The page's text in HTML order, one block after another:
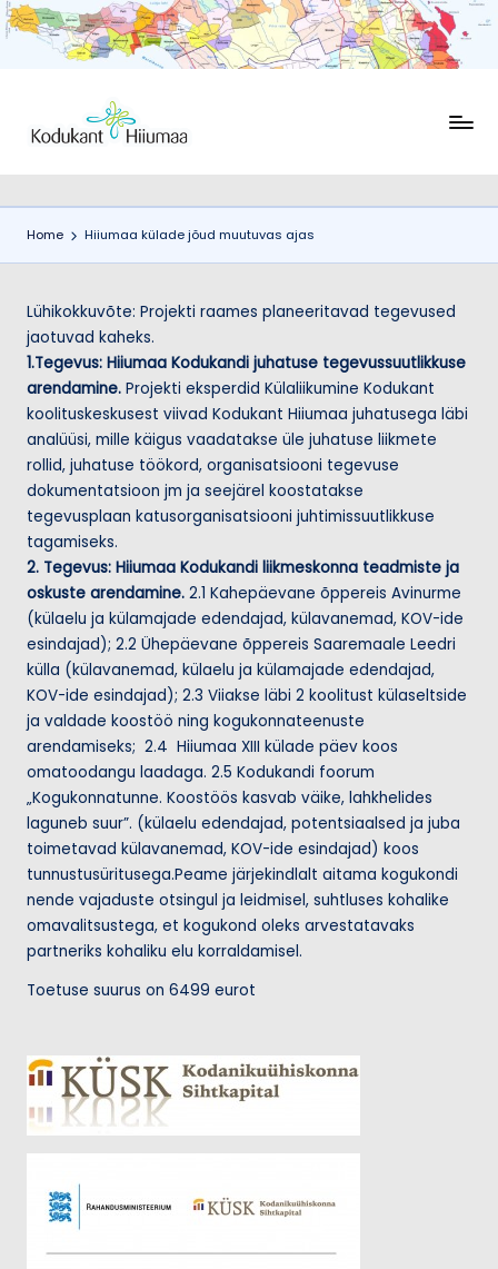
K
d
u
a
n
t
H
ii
u
m
a
a
Ühendus
Home Hiiumaa külade jõud muutuvas ajas
Lühikokkuvõte: Projekti raames planeeritavad tegevused
jaotuvad kaheks.
1.Tegevus: Hiiumaa Kodukandi juhatuse tegevussuutlikkuse
arendamine. Projekti eksperdid Külaliikumine Kodukant
koolituskeskusest viivad Kodukant Hiiumaa juhatusega läbi
analüüsi, mille käigus vaadatakse üle juhatuse liikmete
rollid, juhatuse töökord, organisatsiooni tegevuse
dokumentatsioon jm ja seejärel koostatakse
tegevusplaan katusorganisatsiooni juhtimissuutlikkuse
tagamiseks.
2. Tegevus: Hiiumaa Kodukandi liikmeskonna teadmiste ja
oskuste arendamine. 2.1 Kahepäevane õppereis Avinurme
(külaelu ja külamajade edendajad, külavanemad, KOV-ide
esindajad); 2.2 Ühepäevane õppereis Saaremaale Leedri
külla (külavanemad, külaelu ja külamajade edendajad,
KOV-ide esindajad); 2.3 Viiakse läbi 2 koolitust külaseltside
ja valdade koostöö ning kogukonnateenuste
arendamiseks; 2.4 Hiiumaa XIII külade päev koos
omatoodangu laadaga. 2.5 Kodukandi foorum
„Kogukonnatunne. Koostöös kasvab väike, lahkhelides
laguneb suur”. (külaelu edendajad, potentsiaalsed ja juba
toimetavad külavanemad, KOV-ide esindajad) koos
tunnustusüritusega.Peame järjekindlalt aitama kogukondi
nende vajaduste otsingul ja leidmisel, suhtluses kohalike
omavalitsustega, et kogukond oleks arvestatavaks
partneriks kohaliku elu korraldamisel.
Toetuse suurus on 6499 eurot